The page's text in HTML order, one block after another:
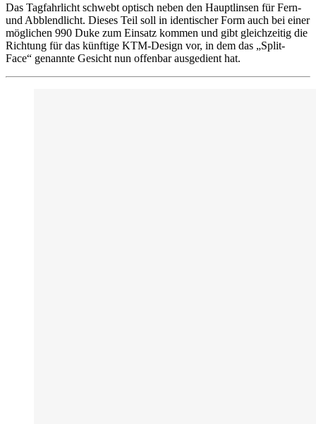
Das Tagfahrlicht schwebt optisch neben den Hauptlinsen für Fern-
und Abblendlicht. Dieses Teil soll in identischer Form auch bei einer
möglichen 990 Duke zum Einsatz kommen und gibt gleichzeitig die
Richtung für das künftige KTM-Design vor, in dem das „Split-
Face“ genannte Gesicht nun offenbar ausgedient hat.